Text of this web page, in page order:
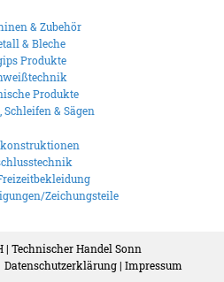
& Zubehör
& Bleche
Produkte
Produkte
Schleifen & Sägen
Zeichungsteile
| Technischer Handel Sonn
Datenschutzerklärung| Impressum